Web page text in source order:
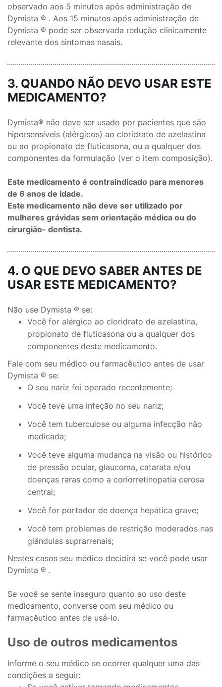
observado aos 5 minutos após administração de
Dymista ® . Aos 15 minutos após administração de
Dymista ® pode ser observada redução clinicamente
relevante dos sintomas nasais.
3. QUANDO NÃO DEVO USAR ESTE
MEDICAMENTO?
Dymista® não deve ser usado por pacientes que são
hipersensíveis (alérgicos) ao cloridrato de azelastina
ou ao propionato de fluticasona, ou a qualquer dos
componentes da formulação (ver o item composição).
Este medicamento é contraindicado para menores
de 6 anos de idade.
Este medicamento não deve ser utilizado por
mulheres grávidas sem orientação médica ou do
cirurgião- dentista.
4. O QUE DEVO SABER ANTES DE
USAR ESTE MEDICAMENTO?
Não use Dymista ® se:
Você for alérgico ao cloridrato de azelastina,
propionato de fluticasona ou a qualquer dos
componentes deste medicamento.
Fale com seu médico ou farmacêutico antes de usar
Dymista ® se:
O seu nariz foi operado recentemente;
Você teve uma infeção no seu nariz;
Você tem tuberculose ou alguma infecção não
medicada;
Você teve alguma mudança na visão ou histórico
de pressão ocular, glaucoma, catarata e/ou
doenças raras como a coriorretinopatia cerosa
central;
Você for portador de doença hepática grave;
Você tem problemas de restrição moderados nas
glândulas suprarrenais;
Nestes casos seu médico decidirá se você pode usar
Dymista ® .
Se você se sente inseguro quanto ao uso deste
medicamento, converse com seu médico ou
farmacêutico antes de usá-lo.
Uso de outros medicamentos
Informe o seu médico se ocorrer qualquer uma das
condições a seguir: